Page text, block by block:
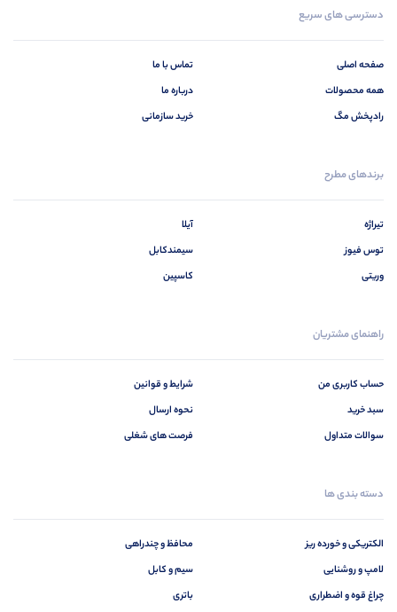
دسترسی های سریع
صفحه اصلی
همه محصولات
رادپخش مگ
تماس با ما
درباره ما
خرید سازمانی
برندهای مطرح
تیراژه
توس فیوز
وریتی
آیلا
سیمندکابل
کاسپین
راهنمای مشتریان
حساب کاربری من
سبد خرید
سوالات متداول
شرایط و قوانین
نحوه ارسال
فرصت های شغلی
دسته بندی ها
الکتریکی و خورده ریز
لامپ و روشنایی
چراغ قوه و اضطراری
محافظ و چندراهی
سیم و کابل
باتری